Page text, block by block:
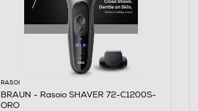
RASOI
BRAUN - Rasoio SHAVER 72-C1200S-
ORO